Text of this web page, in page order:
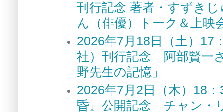
刊行記念 著者・すずき
ん（俳優）トーク＆上
2026年7月18日（土）17
社）刊行記念 阿部賢一
野先生の記憶」
2026年7月2日（木）18
昏』公開記念 チャン・